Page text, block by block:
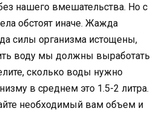
нашего вмешательства. Но с
обстоят иначе. Жажда
силы организма истощены,
воду мы должны выработать
сколько воды нужно
в среднем это 1.5-2 литра.
необходимый вам объем и